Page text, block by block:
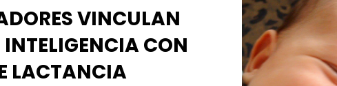
VINCULAN
CON
LACTANCIA